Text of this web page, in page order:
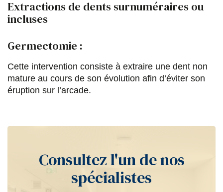
Extractions de dents surnuméraires ou
incluses
Germectomie :
Cette intervention consiste à extraire une dent non
mature au cours de son évolution afin d’éviter son
éruption sur l’arcade.
Consultez l'un de nos
spécialistes